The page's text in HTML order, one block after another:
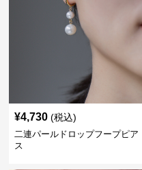
¥4,730 (税込)
二連パールドロップフープピア
ス